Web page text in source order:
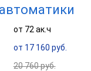
от 72 ак.ч
от 17 160 руб.
20 760 руб.